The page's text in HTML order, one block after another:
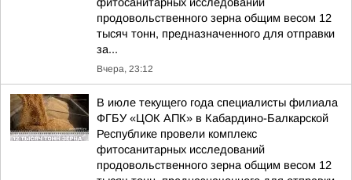
продовольственного зерна общим весом 12
тысяч тонн, предназначенного для отправки
за...
Вчера, 23:12
В июле текущего года специалисты филиала
ФГБУ «ЦОК АПК» в Кабардино-Балкарской
Республике провели комплекс
фитосанитарных исследований
продовольственного зерна общим весом 12